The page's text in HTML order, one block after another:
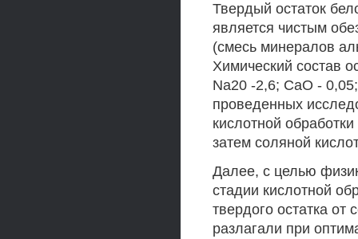
Твердый остаток
является чистым
(смесь минералов
Химический состав
Na20 -2,6; СаО -
проведенных
кислотной
затем соляной
Далее, с целью
стадии кислотной
твердого остатка
разлагали при